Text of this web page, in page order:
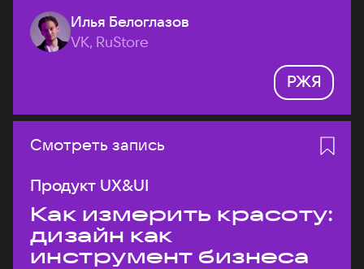
на рынке?
Илья Белоглазов
VK, RuStore
РЖЯ
Смотреть запись
Продукт UX&UI
Как измерить красоту:
дизайн как
инструмент бизнеса